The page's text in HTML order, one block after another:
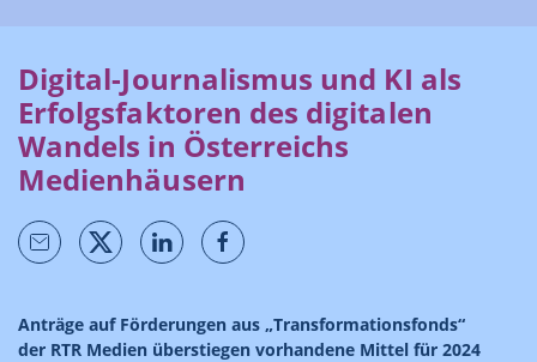
Digital-Journalismus und KI als
Erfolgsfaktoren des digitalen
Wandels in Österreichs
Medienhäusern
Anträge auf Förderungen aus „Transformationsfonds“
der RTR Medien überstiegen vorhandene Mittel für 2024